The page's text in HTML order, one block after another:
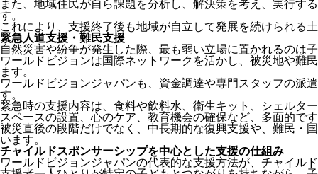
また、地域住民が自ら課題を分析し、解決策を考え、実行す
す。
これにより、支援終了後も地域が自立して発展を続けられる
緊急人道支援・難民支援
自然災害や紛争が発生した際、最も弱い立場に置かれるのは
ワールドビジョンは国際ネットワークを活かし、被災地や難
ます。
ワールドビジョンジャパンも、資金調達や専門スタッフの派
す。
緊急時の支援内容は、食料や飲料水、衛生キット、シェルタ
スペースの設置、心のケア、教育機会の確保など、多面的で
被災直後の段階だけでなく、中長期的な復興支援や、難民・
います。
チャイルドスポンサーシップを中心とした支援の仕組み
ワールドビジョンジャパンの代表的な支援方法が、チャイル